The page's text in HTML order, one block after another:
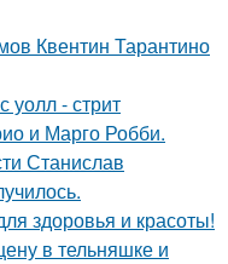
Квентин Тарантино
уолл - стрит
и Марго Робби.
Станислав
здоровья и красоты!
в тельняшке и